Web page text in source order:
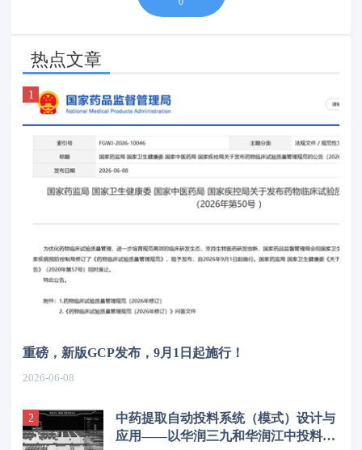
热点文章
重磅，新版GCP发布，9月1日起施行！
2026-06-08
中药提取自动投料系统（模式）设计与
应用——以华润三九和华润江中投料系